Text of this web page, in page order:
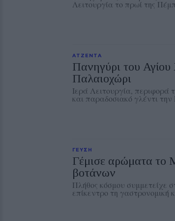
Λειτουργία το πρωί της
ΑΤΖΕΝΤΑ
Πανηγύρι του
Παλαιοχώρι
Ιερά Λειτουργία, περιφορά
και παραδοσιακό γλέντι
ΓΕΥΣΗ
Γέμισε αρώματα το
βοτάνων
Πλήθος κόσμου συμμετείχε
επίκεντρο τη γαστρονομική